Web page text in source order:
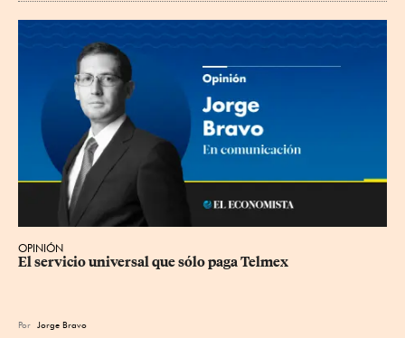
OPINIÓN
El servicio universal que sólo paga Telmex
Por Jorge Bravo